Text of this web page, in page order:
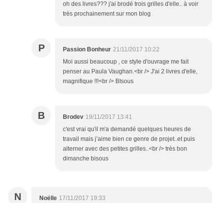
oh des livres??? j'ai brodé trois grilles d'elle.. à voir
très prochainement sur mon blog
P Passion Bonheur 21/11/2017 10:22
Moi aussi beaucoup , ce style d'ouvrage me fait
penser au Paula Vaughan.<br /> J'ai 2 livres d'elle,
magnifique !!!<br /> BIsous
B Brodev 19/11/2017 13:41
c'est vrai qu'il m'a demandé quelques heures de
travail mais j’aime bien ce genre de projet..et puis
alterner avec des petites grilles..<br /> très bon
dimanche bisous
N Noëlle 17/11/2017 19:33